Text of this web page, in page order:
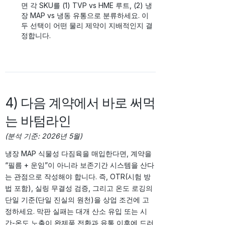
면 각 SKU를 (1) TVP vs HME 루트, (2) 냉
장 MAP vs 냉동 유통으로 분류하세요. 이
두 선택이 어떤 물리 제약이 지배적인지 결
정합니다.
4) 다음 계약에서 바로 써먹
는 바텀라인
(분석 기준: 2026년 5월)
냉장 MAP 식물성 다짐육을 매입한다면, 계약을
“필름 + 운임”이 아니라 보존기간 시스템을 산다
는 관점으로 작성해야 합니다. 즉, OTR(시험 방
법 포함), 실링 무결성 검증, 그리고 온도 로깅의
단일 기준(단일 진실의 원천)을 상업 조건에 고
정하세요. 막판 실패는 대개 산소 유입 또는 시
간-온도 노출이 완제품 전환과 유통 이후에 드러